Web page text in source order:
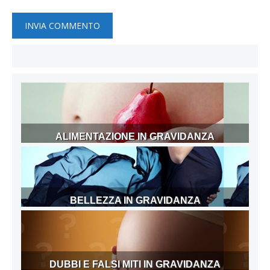
ALIMENTAZIONE IN GRAVIDANZA
BELLEZZA IN GRAVIDANZA
DUBBI E FALSI MITI IN GRAVIDANZA